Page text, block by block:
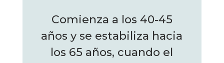
Comienza a los 40-45
años y se estabiliza hacia
los 65 años, cuando el